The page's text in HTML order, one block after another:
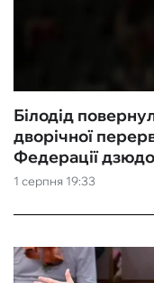
1 серпня 19:33
Білодід
дворічної
Федерації